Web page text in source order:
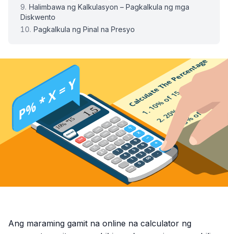
Halimbawa ng Kalkulasyon – Pagkalkula ng mga
Diskwento
Pagkalkula ng Pinal na Presyo
Ang maraming gamit na online na calculator ng